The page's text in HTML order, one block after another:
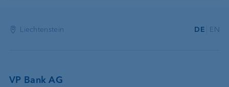
Liechtenstein DE EN
VP Bank AG